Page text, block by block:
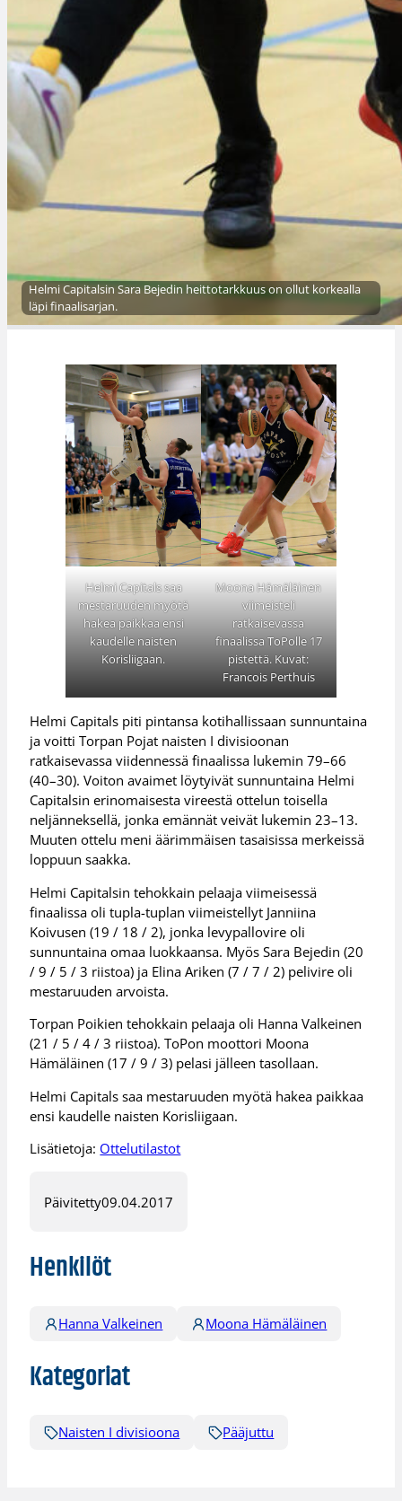
Helmi Capitalsin Sara Bejedin heittotarkkuus on ollut korkealla
läpi finaalisarjan.
Helmi Capitals saa
mestaruuden myötä
hakea paikkaa ensi
kaudelle naisten
Korisliigaan.
Moona Hämäläinen
viimeisteli
ratkaisevassa
finaalissa ToPolle 17
pistettä. Kuvat:
Francois Perthuis
Helmi Capitals piti pintansa kotihallissaan sunnuntaina
ja voitti Torpan Pojat naisten I divisioonan
ratkaisevassa viidennessä finaalissa lukemin 79–66
(40–30). Voiton avaimet löytyivät sunnuntaina Helmi
Capitalsin erinomaisesta vireestä ottelun toisella
neljänneksellä, jonka emännät veivät lukemin 23–13.
Muuten ottelu meni äärimmäisen tasaisissa merkeissä
loppuun saakka.
Helmi Capitalsin tehokkain pelaaja viimeisessä
finaalissa oli tupla-tuplan viimeistellyt Janniina
Koivusen (19 / 18 / 2), jonka levypallovire oli
sunnuntaina omaa luokkaansa. Myös Sara Bejedin (20
/ 9 / 5 / 3 riistoa) ja Elina Ariken (7 / 7 / 2) pelivire oli
mestaruuden arvoista.
Torpan Poikien tehokkain pelaaja oli Hanna Valkeinen
(21 / 5 / 4 / 3 riistoa). ToPon moottori Moona
Hämäläinen (17 / 9 / 3) pelasi jälleen tasollaan.
Helmi Capitals saa mestaruuden myötä hakea paikkaa
ensi kaudelle naisten Korisliigaan.
Lisätietoja: Ottelutilastot
Päivitetty09.04.2017
Henkilöt
Hanna Valkeinen Moona Hämäläinen
Kategoriat
Naisten I divisioona Pääjuttu